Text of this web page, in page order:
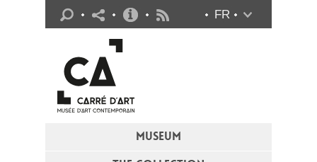
MUSEUM
FR
Practical info